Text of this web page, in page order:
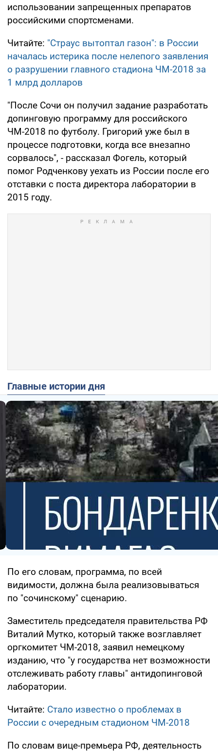
использовании запрещенных препаратов
российскими спортсменами.
Читайте: "Страус вытоптал газон": в России
началась истерика после нелепого заявления
о разрушении главного стадиона ЧМ-2018 за
1 млрд долларов
"После Сочи он получил задание разработать
допинговую программу для российского
ЧМ-2018 по футболу. Григорий уже был в
процессе подготовки, когда все внезапно
сорвалось", - рассказал Фогель, который
помог Родченкову уехать из России после его
отставки с поста директора лаборатории в
2015 году.
Главные истории дня
По его словам, программа, по всей
видимости, должна была реализовываться
по "сочинскому" сценарию.
Заместитель председателя правительства РФ
Виталий Мутко, который также возглавляет
оргкомитет ЧМ-2018, заявил немецкому
изданию, что "у государства нет возможности
отслеживать работу главы" антидопинговой
лаборатории.
Читайте: Стало известно о проблемах в
России с очередным стадионом ЧМ-2018
По словам вице-премьера РФ, деятельность